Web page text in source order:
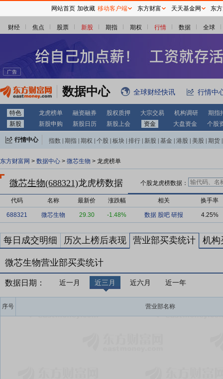
财经 焦点 股票 新股 期指 期权 行情 数据 全球
数据中心 全球财经快讯 行情中
特色 龙虎榜单 融资融券 股权质押 大宗交易 机构调研
期指
新股
新股申购 新股日历 新股上会 资金 大盘资金 个股
行情中心 指数 期指 期权 个股 板块 排行 新股 基金 港股 美股 期货
东方财富网 > 数据中心 > 微芯生物 > 龙虎榜单
微芯生物(688321)龙虎榜数据 个股龙虎榜数据：
代码 名称 最新价 涨跌幅 相关 换手率
688321 微芯生物 29.30 -1.48% 数据 股吧 研报 4.25%
每日成交明细 历次上榜后表现 营业部买卖统计 机构
微芯生物营业部买卖统计
数据日期： 近一月 近三月 近六月 近一年
序号 营业部名称
网站首页 加收藏 移动客户端 东方财富 天天基金网 东